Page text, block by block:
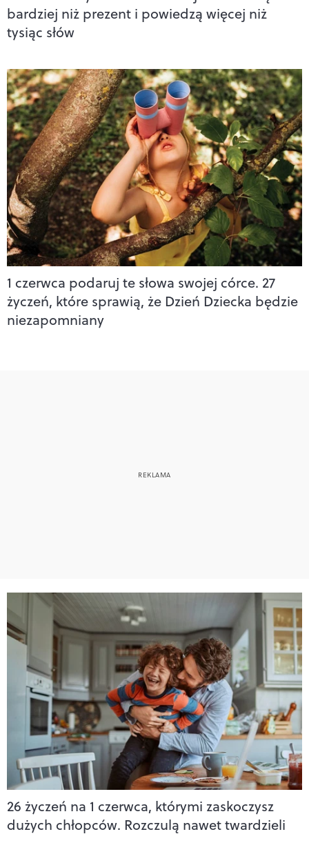
bardziej niż prezent i powiedzą więcej niż
tysiąc słów
1 czerwca podaruj te słowa swojej córce. 27
życzeń, które sprawią, że Dzień Dziecka będzie
niezapomniany
26 życzeń na 1 czerwca, którymi zaskoczysz
dużych chłopców. Rozczulą nawet twardzieli